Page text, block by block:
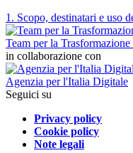
1. Scopo, destinatari e uso
Team per la
in collaborazione con
Agenzia per l'Italia Digitale
Seguici su
Privacy policy
Cookie policy
Note legali